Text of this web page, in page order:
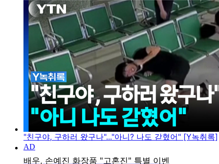
"친구야, 구하러 왔구나"..."아니? 나도 갇혔어" [Y녹취록]